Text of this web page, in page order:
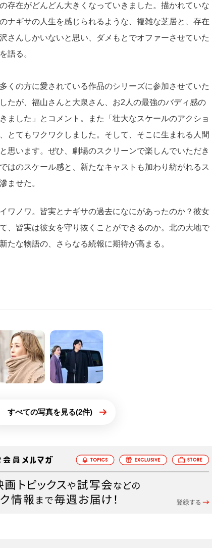
存在がどんどん大きくなっていきました。描かれていな
ナギサの人生を感じられるような、複雑な芝居と、存在
さんしかいないと思い、ダメもとでオファーさせていた
語る。
くの方に愛されている作品のシリーズに参加させていた
たが、福山さんと大泉さん、お2人の最強のバディ感の
ました」とコメント。また「壮大なスケールのアクショ
とてもワクワクしました。そして、そこに生まれる人間
思います。ぜひ、劇場のスクリーンで楽しんでいただき
はのスケール感と、新たなキャストも加わり紡がれるス
ませた。
ワノワ。皆実とナギサの過去になにがあったのか？彼女
、皆実は彼女を守り抜くことができるのか。北の大地で
たな物語の、さらなる続報に期待が高まる。
すべての写真を見る(2件)